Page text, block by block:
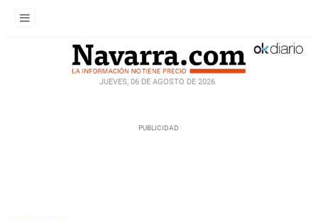
JUEVES, 06 DE AGOSTO DE 2026